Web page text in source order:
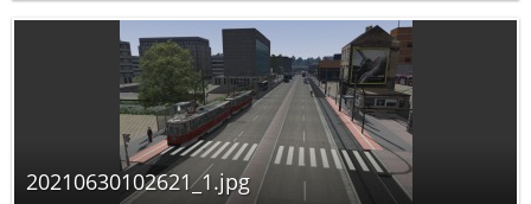
20210630102621_1.jpg